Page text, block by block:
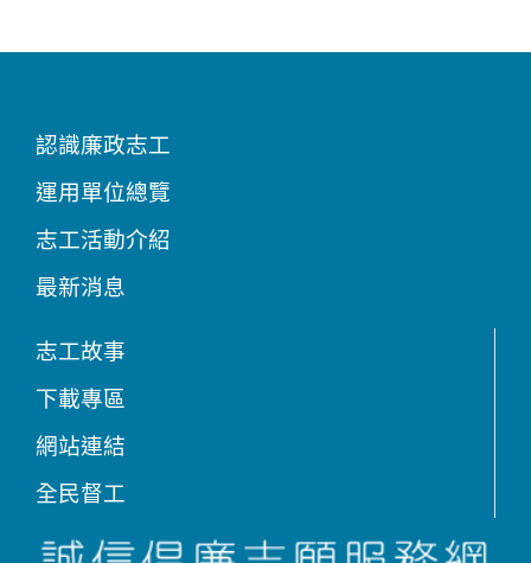
認識廉政志工
運用單位總覽
志工活動介紹
最新消息
志工故事
下載專區
網站連結
全民督工